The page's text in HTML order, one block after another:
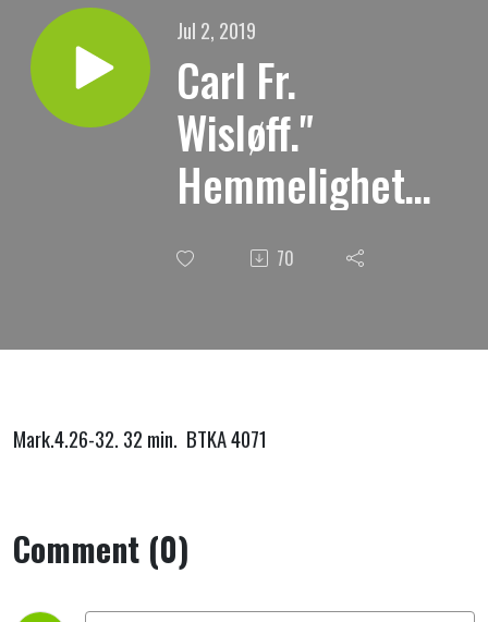
Jul 2, 2019
Carl Fr.
Wisløff."
Hemmeligheter
ved Guds rikes
komme."
70
Mark.4.26-32. 32 min. BTKA 4071
Comment (0)